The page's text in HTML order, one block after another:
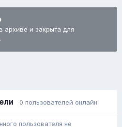
архиве и закрыта для
0 пользователей онлайн
пользователя не